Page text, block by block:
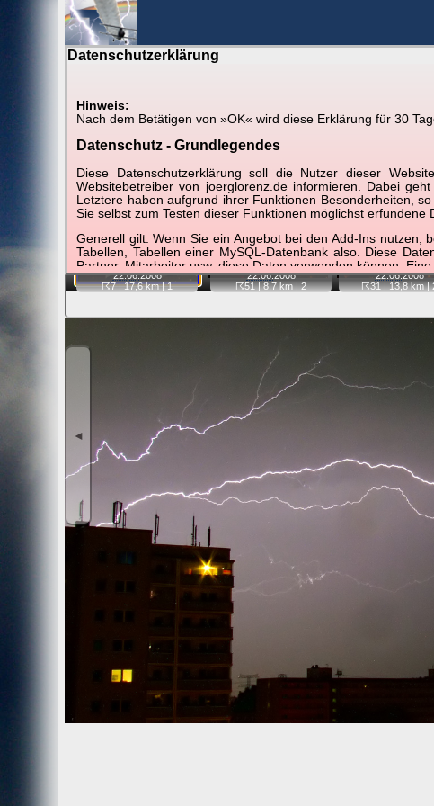
Datenschutzerklärung
Hinweis:
Nach dem Betätigen von »OK« wird diese Erklärung für 30
Datenschutz - Grundlegendes
Diese Datenschutzerklärung soll die Nutzer dieser
Websitebetreiber von joerglorenz.de informieren. Dabei
Letztere haben aufgrund ihrer Funktionen Besonderheiten,
Sie selbst zum Testen dieser Funktionen möglichst
Generell gilt: Wenn Sie ein Angebot bei den Add-Ins
Tabellen, Tabellen einer MySQL-Datenbank also. Diese
Partner, Mitarbeiter usw. diese Daten verwenden können.
Der Websitebetreiber nimmt Ihren Datenschutz sehr ernst
Datenschutzerklärung in regelmäßigen Abständen wieder
Definitionen der verwendeten Begriffe (z.B.
Wir, der Websitebetreiber bzw. Seitenprovider, erheben
als „Server-Logfiles“ auf dem Server der Website ab.
Besuchte Website und besuchte Webseite
Uhrzeit zum Zeitpunkt des Zugriffes
Menge der gesendeten Daten in Byte
Quelle/Verweis, von welchem Sie auf die Seite gelangten
Verwendeter Browser
Verwendetes Betriebssystem
Verwendete IP-Adresse
Die Server-Logfiles werden für einige Zeit gespeichert und
DSGVO und Log-Daten: Welche Daten wir von Deinen
Datenschutzinformation
Der Websitebetreiber zeichnet die o. g. Daten selbst auf
können und zur Qualitätssicherung um festzustellen,
Löschung ausgenommen bis der Vorfall endgültig geklärt ist.
Reichweitenmessung & Cookies
Eine Reichweitenmessung in diesem Sinne erfolgt durch
Gewitter über Berlin: Jahr 2008
Tipp:Auf der Karte beim Einzelfoto können Sie auf ihre
Video entfernt ist. Quelle der Blitzdaten:kachelmannwetter
📷
22.06.2008
☈7| 17,6 km |1
📷
22.06.2008
☈51| 8,7 km |2
📷
22.06.2008
☈31| 13,8 km |
◄